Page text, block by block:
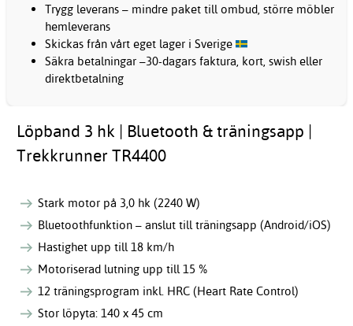
Trygg leverans – mindre paket till ombud, större möbler
hemleverans
Skickas från vårt eget lager i Sverige
Säkra betalningar –30-dagars faktura, kort, swish eller
direktbetalning
Löpband 3 hk | Bluetooth & träningsapp |
Trekkrunner TR4400
Stark motor på 3,0 hk (2240 W)
Bluetoothfunktion – anslut till träningsapp (Android/iOS)
Hastighet upp till 18 km/h
Motoriserad lutning upp till 15 %
12 träningsprogram inkl. HRC (Heart Rate Control)
Stor löpyta: 140 x 45 cm